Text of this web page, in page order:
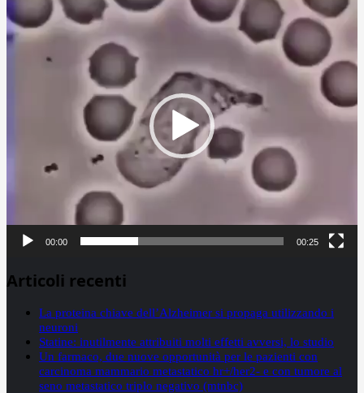
Player
00:00 00:25
Articoli recenti
La proteina chiave dell’Alzheimer si propaga utilizzando i
neuroni
Statine: inutilmente attribuiti molti effetti avversi, lo studio
Un farmaco, due nuove opportunità per le pazienti con
carcinoma mammario metastatico hr+/her2- e con tumore al
seno metastatico triplo negativo (mtnbc)